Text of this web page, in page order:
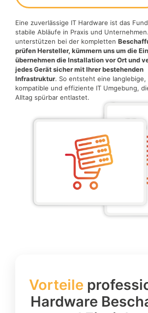
Eine zuverlässige IT Hardware ist das
stabile Abläufe in Praxis und
unterstützen bei der kompletten
prüfen Hersteller, kümmern uns um die
übernehmen die Installation vor Ort und
jedes Gerät sicher mit Ihrer bestehenden
Infrastruktur. So entsteht eine langlebige,
kompatible und effiziente IT Umgebung,
Alltag spürbar entlastet.
Vorteile
Hardware